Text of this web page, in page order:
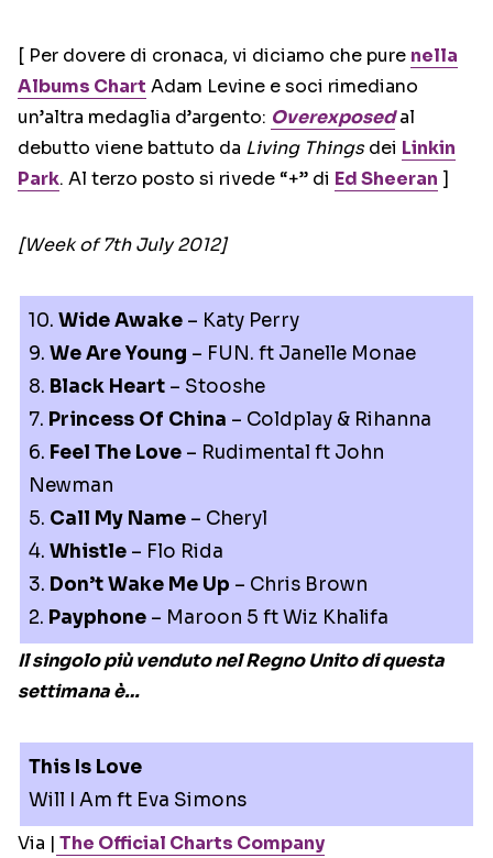
[ Per dovere di cronaca, vi diciamo che pure nella
Albums Chart Adam Levine e soci rimediano
un’altra medaglia d’argento: Overexposedal
debutto viene battuto da Living Thingsdei Linkin
Park. Al terzo posto si rivede “+” di Ed Sheeran ]
[Week of 7th July 2012]
10. Wide Awake – Katy Perry
9. We Are Young – FUN. ft Janelle Monae
8. Black Heart – Stooshe
7. Princess Of China – Coldplay & Rihanna
6. Feel The Love – Rudimental ft John
Newman
5. Call My Name – Cheryl
4. Whistle – Flo Rida
3. Don’t Wake Me Up – Chris Brown
2. Payphone – Maroon 5 ft Wiz Khalifa
Il singolo più venduto nel Regno Unito di questa
settimana è…
This Is Love
Will I Am ft Eva Simons
Via | The Official Charts Company